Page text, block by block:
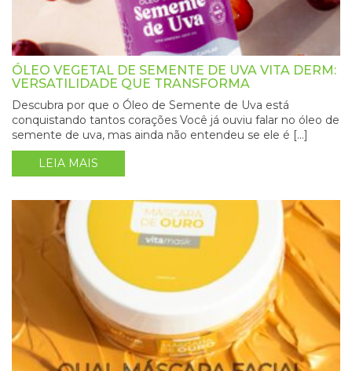
ÓLEO VEGETAL DE SEMENTE DE UVA VITA DERM:
VERSATILIDADE QUE TRANSFORMA
Descubra por que o Óleo de Semente de Uva está
conquistando tantos corações Você já ouviu falar no óleo de
semente de uva, mas ainda não entendeu se ele é […]
LEIA MAIS